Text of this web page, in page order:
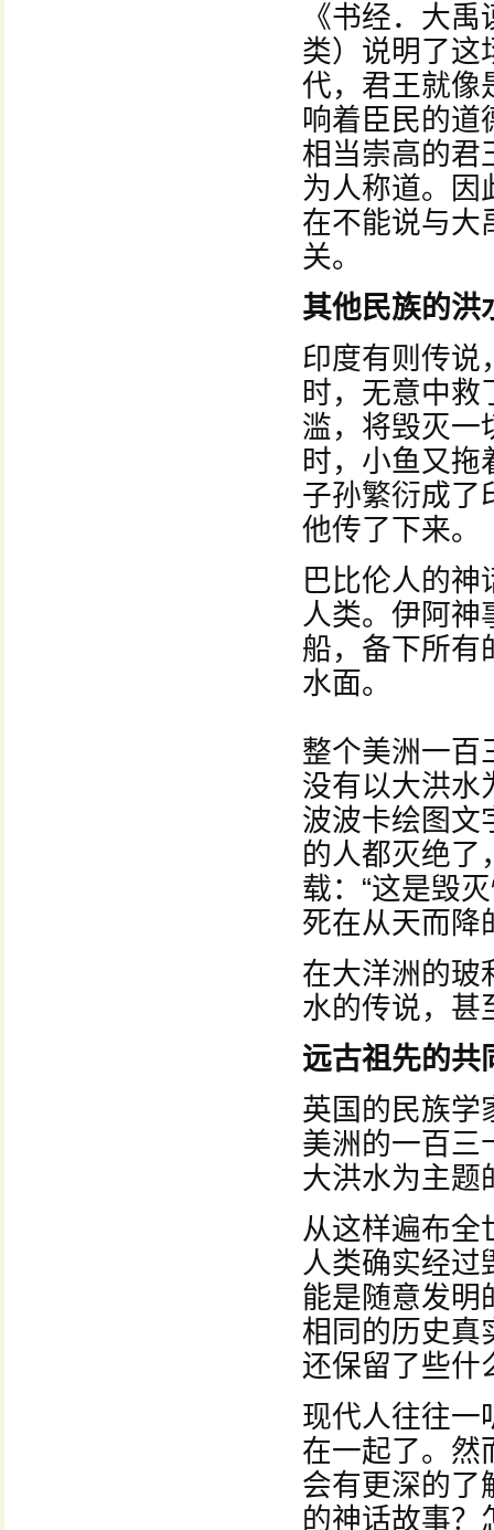
《书经．大
类）说明了这
代，君王就像
响着臣民的道
相当崇高的君
为人称道。因
在不能说与大
关。
其他民族的洪
印度有则传说
时，无意中救
滥，将毁灭一
时，小鱼又拖
子孙繁衍成了
他传了下来。
巴比伦人的神
人类。伊阿神
船，备下所
水面。
整个美洲一百
没有以大洪水
波波卡绘图文
的人都灭绝
载：“这是毁
死在从天而降
在大洋洲的玻
水的传说，甚
远古祖先的共
英国的民族学
美洲的一百三
大洪水为主题
从这样遍布全
人类确实经过
能是随意发明
相同的历史真
还保留了些什
现代人往往一
在一起了。然
会有更深的了
的神话故事？